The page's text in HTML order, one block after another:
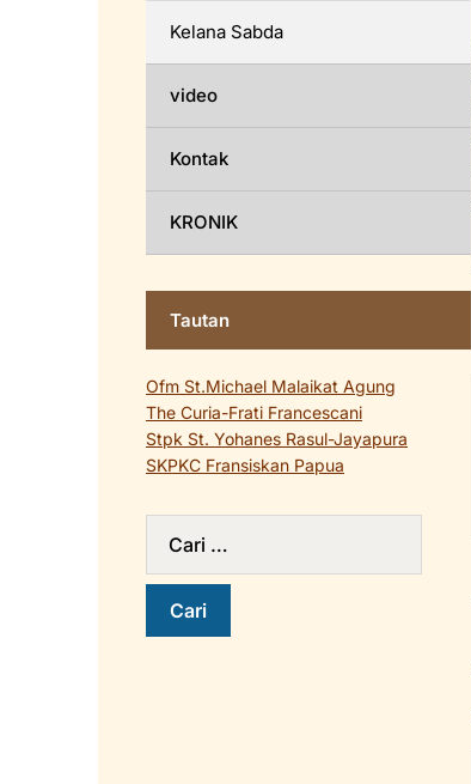
Kelana Sabda
video
Kontak
KRONIK
Tautan
Ofm St.Michael Malaikat Agung
The Curia-Frati Francescani
Stpk St. Yohanes Rasul-Jayapura
SKPKC Fransiskan Papua